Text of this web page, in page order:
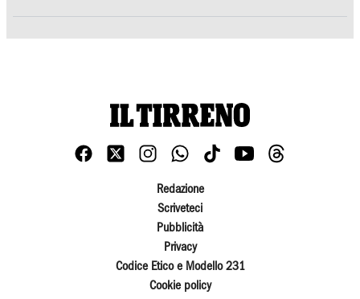
Redazione
Scriveteci
Pubblicità
Privacy
Codice Etico e Modello 231
Cookie policy